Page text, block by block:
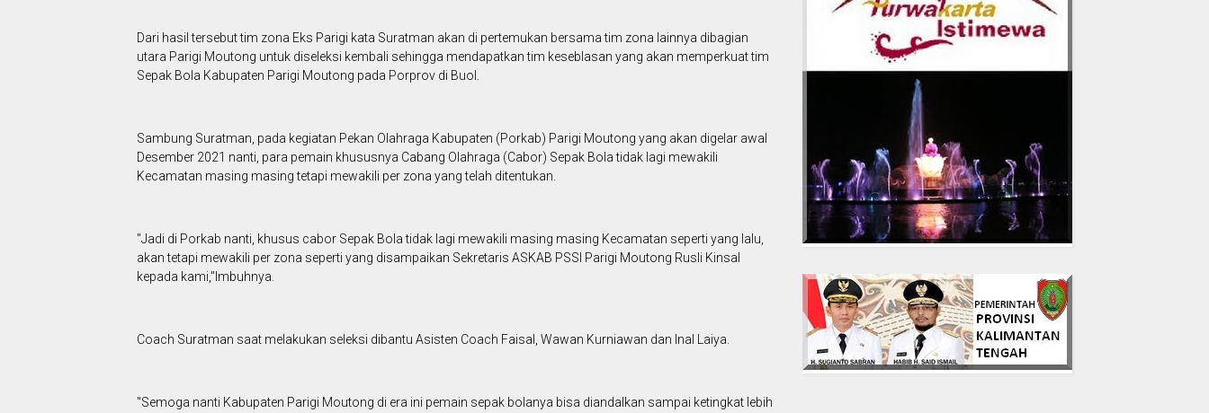
Dari hasil tersebut tim zona Eks Parigi kata Suratman akan di pertemukan bersama tim zona lainnya dibagian
utara Parigi Moutong untuk diseleksi kembali sehingga mendapatkan tim keseblasan yang akan memperkuat tim
Sepak Bola Kabupaten Parigi Moutong pada Porprov di Buol.
Sambung Suratman, pada kegiatan Pekan Olahraga Kabupaten (Porkab) Parigi Moutong yang akan digelar awal
Desember 2021 nanti, para pemain khususnya Cabang Olahraga (Cabor) Sepak Bola tidak lagi mewakili
Kecamatan masing masing tetapi mewakili per zona yang telah ditentukan.
"Jadi di Porkab nanti, khusus cabor Sepak Bola tidak lagi mewakili masing masing Kecamatan seperti yang lalu,
akan tetapi mewakili per zona seperti yang disampaikan Sekretaris ASKAB PSSI Parigi Moutong Rusli Kinsal
kepada kami,"Imbuhnya.
Coach Suratman saat melakukan seleksi dibantu Asisten Coach Faisal, Wawan Kurniawan dan Inal Laiya.
"Semoga nanti Kabupaten Parigi Moutong di era ini pemain sepak bolanya bisa diandalkan sampai ketingkat lebih